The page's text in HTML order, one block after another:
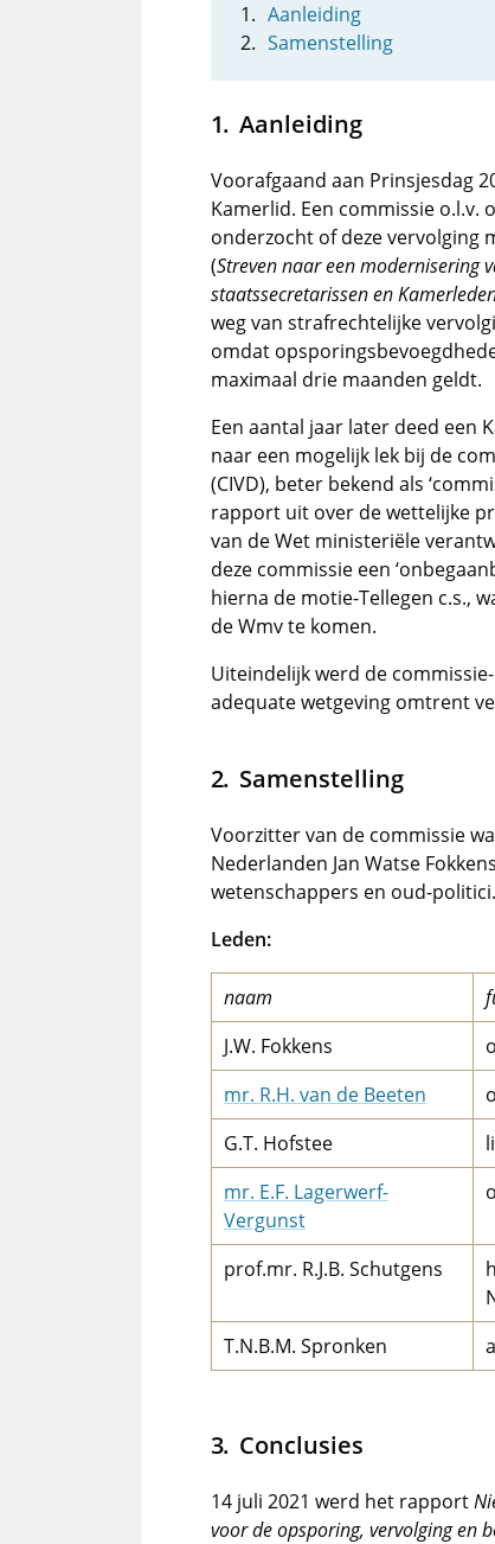
Aanleiding
Samenstelling
Aanleiding
Voorafgaand aan Prinsjesdag
Kamerlid. Een commissie
onderzocht of deze vervolging
(Streven naar een modernisering
staatssecretarissen en
weg van strafrechtelijke
omdat
maximaal drie maanden geldt.
Een aantal jaar later deed een
naar een mogelijk lek bij de
(CIVD), beter bekend als
rapport uit over de wettelijke
van de Wet ministeriële
deze commissie een
hierna de motie-Tellegen c.s.,
de Wmv te komen.
Uiteindelijk werd de
adequate wetgeving omtrent
Samenstelling
Voorzitter van de commissie
Nederlanden Jan Watse
wetenschappers en oud-politici.
Leden:
naam
J.W. Fokkens
mr. R.H. van de Beeten
G.T. Hofstee
mr. E.F. Lagerwerf-
Vergunst
prof.mr. R.J.B. Schutgens
T.N.B.M. Spronken
Conclusies
14 juli 2021 werd het rapport
voor de opsporing, vervolging en